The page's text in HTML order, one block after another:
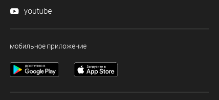
youtube
мобильное приложение